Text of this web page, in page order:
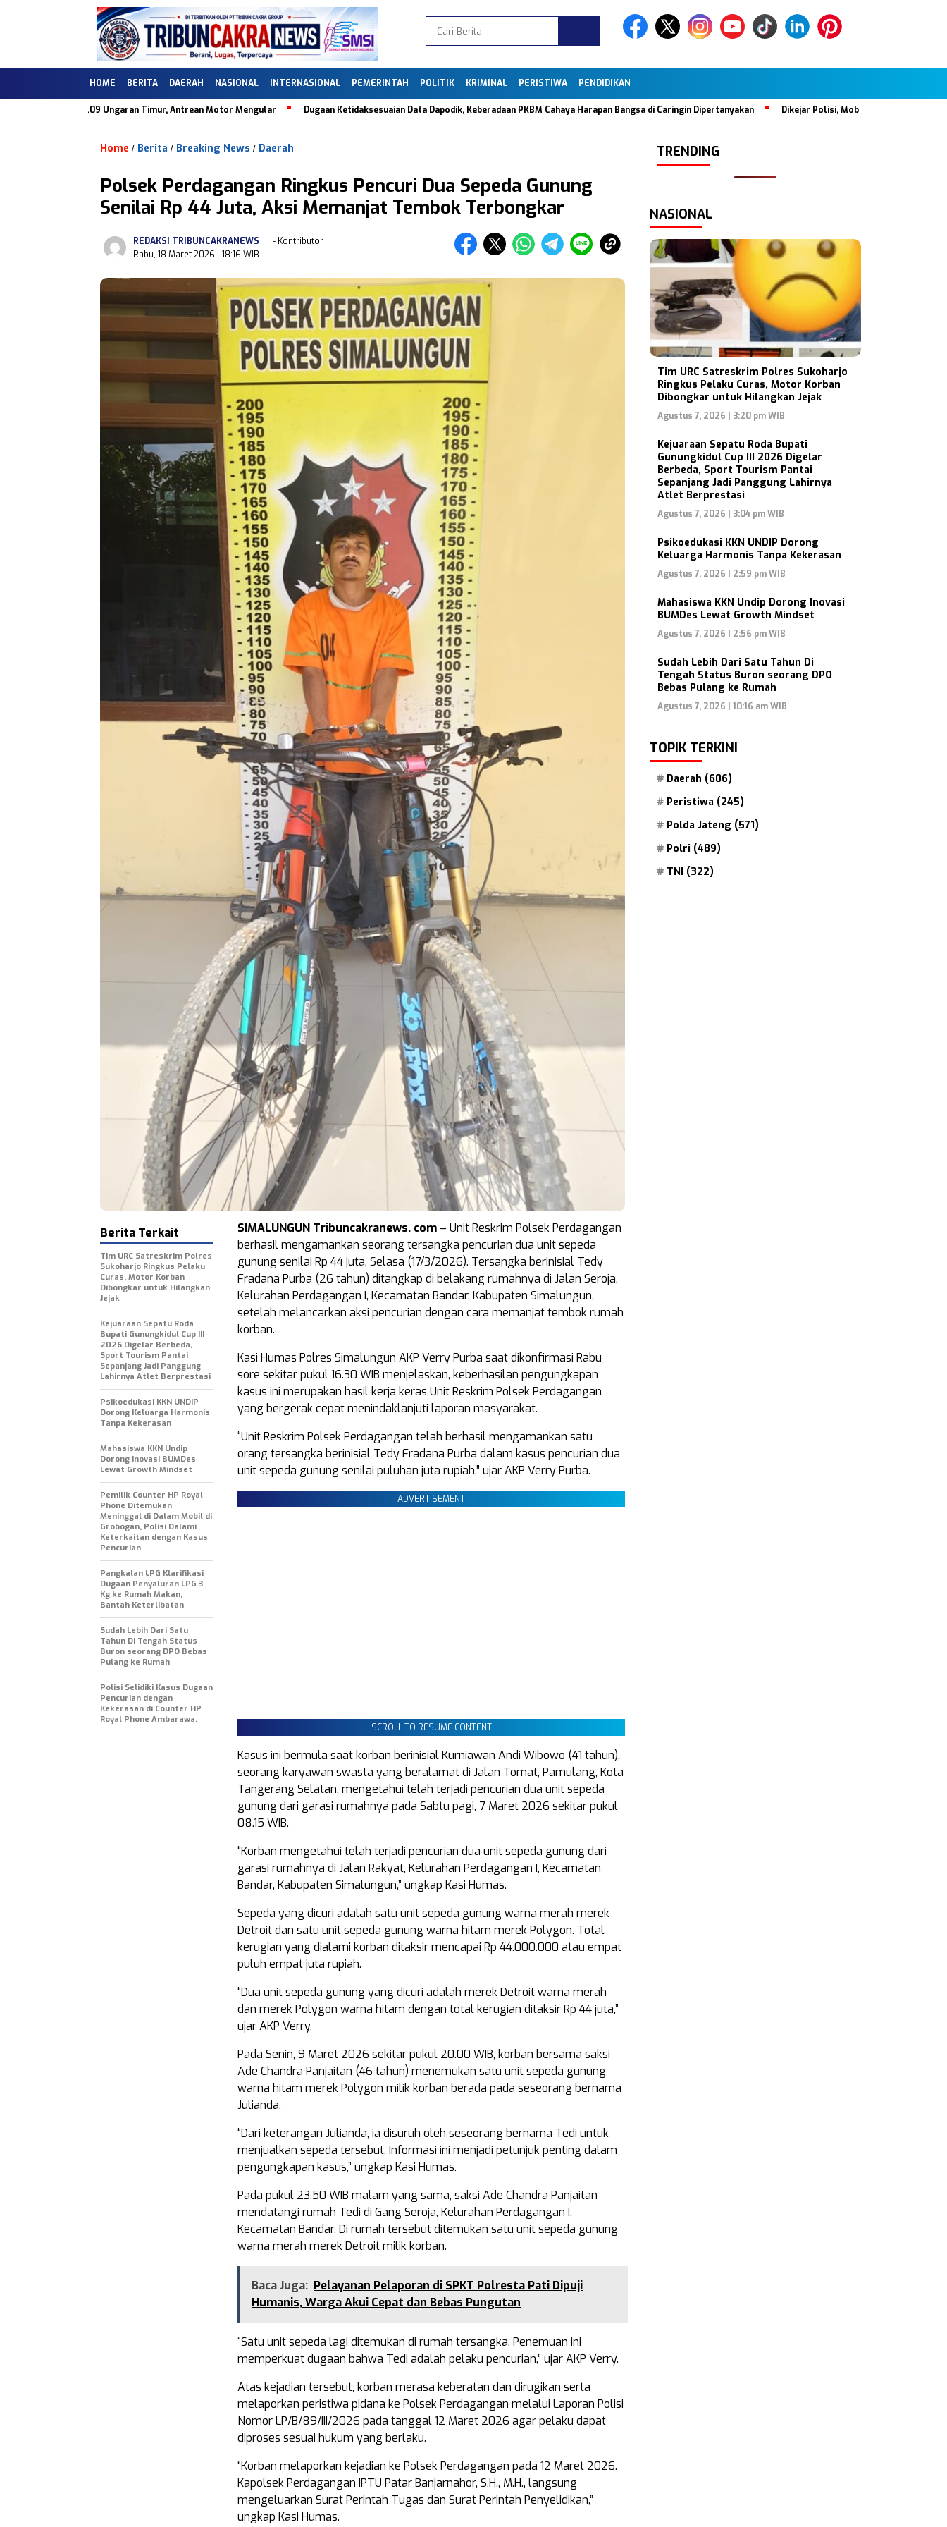
HOME BERITA DAERAH NASIONAL INTERNASIONAL PEMERINTAH POLITIK KRIMINAL PERISTIWA PENDIDIKAN
44.505.09 Ungaran Timur, Antrean Motor Mengular Dugaan Ketidaksesuaian Data Dapodik, Keberadaan PKBM Cahaya Harapan Bangsa di Caringin Dipertanyakan Dikejar Polisi, Mobil Tabrak Satu Keluarga di
Home / Berita / Breaking News / Daerah
Polsek Perdagangan Ringkus Pencuri Dua Sepeda Gunung
Senilai Rp 44 Juta, Aksi Memanjat Tembok Terbongkar
REDAKSI TRIBUNCAKRANEWS
- Kontributor
Rabu, 18 Maret 2026 - 18:16 WIB
SIMALUNGUN Tribuncakranews. com – Unit Reskrim Polsek Perdagangan
berhasil mengamankan seorang tersangka pencurian dua unit sepeda
gunung senilai Rp 44 juta, Selasa (17/3/2026). Tersangka berinisial Tedy
Fradana Purba (26 tahun) ditangkap di belakang rumahnya di Jalan Seroja,
Kelurahan Perdagangan I, Kecamatan Bandar, Kabupaten Simalungun,
setelah melancarkan aksi pencurian dengan cara memanjat tembok rumah
korban.
Kasi Humas Polres Simalungun AKP Verry Purba saat dikonfirmasi Rabu
sore sekitar pukul 16.30 WIB menjelaskan, keberhasilan pengungkapan
kasus ini merupakan hasil kerja keras Unit Reskrim Polsek Perdagangan
yang bergerak cepat menindaklanjuti laporan masyarakat.
“Unit Reskrim Polsek Perdagangan telah berhasil mengamankan satu
orang tersangka berinisial Tedy Fradana Purba dalam kasus pencurian dua
unit sepeda gunung senilai puluhan juta rupiah,” ujar AKP Verry Purba.
ADVERTISEMENT
SCROLL TO RESUME CONTENT
Kasus ini bermula saat korban berinisial Kurniawan Andi Wibowo (41 tahun),
seorang karyawan swasta yang beralamat di Jalan Tomat, Pamulang, Kota
Tangerang Selatan, mengetahui telah terjadi pencurian dua unit sepeda
gunung dari garasi rumahnya pada Sabtu pagi, 7 Maret 2026 sekitar pukul
08.15 WIB.
“Korban mengetahui telah terjadi pencurian dua unit sepeda gunung dari
garasi rumahnya di Jalan Rakyat, Kelurahan Perdagangan I, Kecamatan
Bandar, Kabupaten Simalungun,” ungkap Kasi Humas.
Sepeda yang dicuri adalah satu unit sepeda gunung warna merah merek
Detroit dan satu unit sepeda gunung warna hitam merek Polygon. Total
kerugian yang dialami korban ditaksir mencapai Rp 44.000.000 atau empat
puluh empat juta rupiah.
“Dua unit sepeda gunung yang dicuri adalah merek Detroit warna merah
dan merek Polygon warna hitam dengan total kerugian ditaksir Rp 44 juta,”
ujar AKP Verry.
Pada Senin, 9 Maret 2026 sekitar pukul 20.00 WIB, korban bersama saksi
Ade Chandra Panjaitan (46 tahun) menemukan satu unit sepeda gunung
warna hitam merek Polygon milik korban berada pada seseorang bernama
Julianda.
“Dari keterangan Julianda, ia disuruh oleh seseorang bernama Tedi untuk
menjualkan sepeda tersebut. Informasi ini menjadi petunjuk penting dalam
pengungkapan kasus,” ungkap Kasi Humas.
Pada pukul 23.50 WIB malam yang sama, saksi Ade Chandra Panjaitan
mendatangi rumah Tedi di Gang Seroja, Kelurahan Perdagangan I,
Kecamatan Bandar. Di rumah tersebut ditemukan satu unit sepeda gunung
warna merah merek Detroit milik korban.
Baca Juga: Pelayanan Pelaporan di SPKT Polresta Pati Dipuji
Humanis, Warga Akui Cepat dan Bebas Pungutan
“Satu unit sepeda lagi ditemukan di rumah tersangka. Penemuan ini
memperkuat dugaan bahwa Tedi adalah pelaku pencurian,” ujar AKP Verry.
Atas kejadian tersebut, korban merasa keberatan dan dirugikan serta
melaporkan peristiwa pidana ke Polsek Perdagangan melalui Laporan Polisi
Nomor LP/B/89/III/2026 pada tanggal 12 Maret 2026 agar pelaku dapat
diproses sesuai hukum yang berlaku.
“Korban melaporkan kejadian ke Polsek Perdagangan pada 12 Maret 2026.
Kapolsek Perdagangan IPTU Patar Banjarnahor, S.H., M.H., langsung
mengeluarkan Surat Perintah Tugas dan Surat Perintah Penyelidikan,”
ungkap Kasi Humas.
Berita Terkait
Tim URC Satreskrim Polres
Sukoharjo Ringkus Pelaku
Curas, Motor Korban
Dibongkar untuk Hilangkan
Jejak
Kejuaraan Sepatu Roda
Bupati Gunungkidul Cup III
2026 Digelar Berbeda,
Sport Tourism Pantai
Sepanjang Jadi Panggung
Lahirnya Atlet Berprestasi
Psikoedukasi KKN UNDIP
Dorong Keluarga Harmonis
Tanpa Kekerasan
Mahasiswa KKN Undip
Dorong Inovasi BUMDes
Lewat Growth Mindset
Pemilik Counter HP Royal
Phone Ditemukan
Meninggal di Dalam Mobil di
Grobogan, Polisi Dalami
Keterkaitan dengan Kasus
Pencurian
Pangkalan LPG Klarifikasi
Dugaan Penyaluran LPG 3
Kg ke Rumah Makan,
Bantah Keterlibatan
Sudah Lebih Dari Satu
Tahun Di Tengah Status
Buron seorang DPO Bebas
Pulang ke Rumah
Polisi Selidiki Kasus Dugaan
Pencurian dengan
Kekerasan di Counter HP
Royal Phone Ambarawa.
TRENDING
NASIONAL
Tim URC Satreskrim Polres Sukoharjo
Ringkus Pelaku Curas, Motor Korban
Dibongkar untuk Hilangkan Jejak
Agustus 7, 2026 | 3:20 pm WIB
Kejuaraan Sepatu Roda Bupati
Gunungkidul Cup III 2026 Digelar
Berbeda, Sport Tourism Pantai
Sepanjang Jadi Panggung Lahirnya
Atlet Berprestasi
Agustus 7, 2026 | 3:04 pm WIB
Psikoedukasi KKN UNDIP Dorong
Keluarga Harmonis Tanpa Kekerasan
Agustus 7, 2026 | 2:59 pm WIB
Mahasiswa KKN Undip Dorong Inovasi
BUMDes Lewat Growth Mindset
Agustus 7, 2026 | 2:56 pm WIB
Sudah Lebih Dari Satu Tahun Di
Tengah Status Buron seorang DPO
Bebas Pulang ke Rumah
Agustus 7, 2026 | 10:16 am WIB
TOPIK TERKINI
Daerah (606)
Peristiwa (245)
Polda Jateng (571)
Polri (489)
TNI (322)